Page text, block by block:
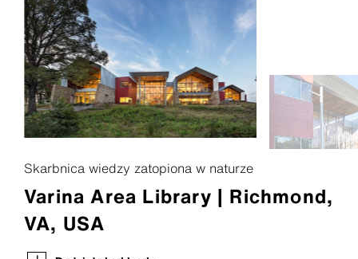
O nas
Usługi
Inspiracje
Do pobrania
Zrównoważony rozwój
Zamów próbkę
Skarbnica wiedzy zatopiona w naturze
Varina Area Library | Richmond,
VA, USA